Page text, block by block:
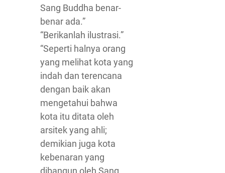
Sang Buddha benar-
benar ada.”
“Berikanlah ilustrasi.”
“Seperti halnya orang
yang melihat kota yang
indah dan terencana
dengan baik akan
mengetahui bahwa
kota itu ditata oleh
arsitek yang ahli;
demikian juga kota
kebenaran yang
dibangun oleh Sang